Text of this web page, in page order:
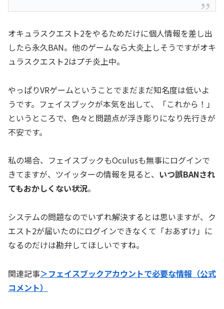
オキュラスクエスト2をやるためだけに個人情報を差し出
したら永久BAN。他のゲームなら大炎上しそうですがオキ
ュラスクエスト2はプチ炎上中。
やっぱりVRゲームということでまだまだ知名度は低いよ
うです。フェイスブックが本気を出して、「これから！」
というところで、色々と問題点が浮き彫りになり先行きが
不安です。
私の場合、フェイスブックもOculusも無事にログインで
きてますが、ツイッターの情報を見ると、 いつ誤BANされ
てもおかしくない状況。
システムの問題なのでいずれ解決するとは思いますが、ク
エスト2が届いたのにログインできなくて「おあずけ」に
なるのだけは勘弁してほしいですね。
関連記事＞フェイスブックアカウントで必要な情報（公式
コメント）